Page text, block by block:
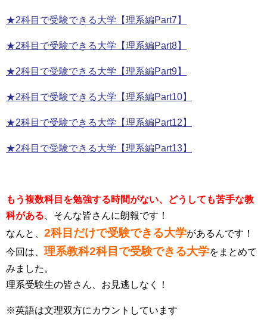
★2科目で受験できる大学【理系編Part7】
★2科目で受験できる大学【理系編Part8】
★2科目で受験できる大学【理系編Part9】
★2科目で受験できる大学【理系編Part10】
★2科目で受験できる大学【理系編Part12】
★2科目で受験できる大学【理系編Part13】
もう複数科目を勉強する時間がない、どうしても苦手な教
科がある 、そんな皆さんに朗報です！
なんと、 2科目だけで受験できる大学があるんです！
今回は、 理系教科2科目で受験できる大学をまとめて
みました。
理系受験生の皆さん、お見逃しなく！
※英語は文理双方にカウントしています